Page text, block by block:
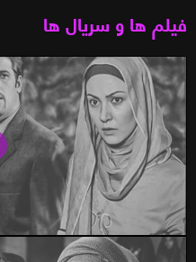
فیلم ها و سریال ها